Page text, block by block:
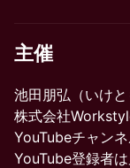
主催
池田朋弘（いけと
株式会社
YouTubeチャン
YouTube登録者